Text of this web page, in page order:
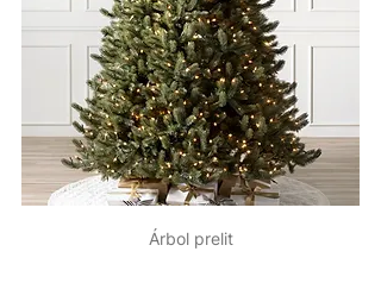
Árbol prelit